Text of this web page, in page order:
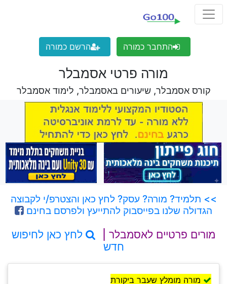
התחבר כמורה הרשם כמורה
מורה פרטי אסמבלר
קורס אסמבלר, שיעורים באסמבלר, לימוד אסמבלר
>> תלמיד? מורה? עסק? לחץ כאן והצטרפ/י לקבוצה
הגדולה שלנו בפייסבוק להתייעץ ולפרסם בחינם
מורים פרטיים לאסמבלר |
לחץ כאן לחיפוש
חדש
מורה מומלץ שעבר ביקורת